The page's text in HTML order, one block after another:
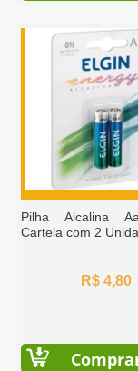
Pilha Alcalina
Cartela com 2
R$ 4,80